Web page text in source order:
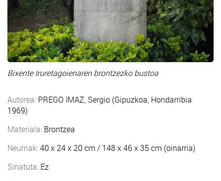
Bixente Iruretagoienaren brontzezko bustoa
Autorea: PREGO IMAZ, Sergio (Gipuzkoa, Hondarribia
1969)
Materiala: Brontzea
Neurriak:40 x 24 x 20 cm / 148 x 46 x 35 cm (oinarria)
Sinatuta: Ez